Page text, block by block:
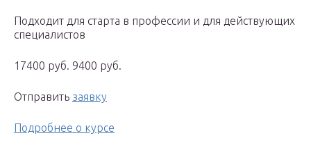
Подходит для старта в профессии и для действующих
специалистов
17400 руб. 9400 руб.
Отправить заявку
Подробнее о курсе